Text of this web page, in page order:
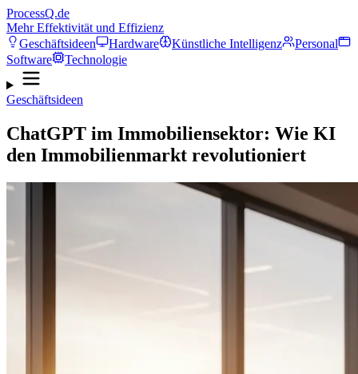
ProcessQ.de
Mehr Effektivität und Effizienz
Geschäftsideen
Hardware Künstliche Intelligenz
Personal
Software
Technologie
Geschäftsideen
ChatGPT im Immobiliensektor: Wie KI
den Immobilienmarkt revolutioniert